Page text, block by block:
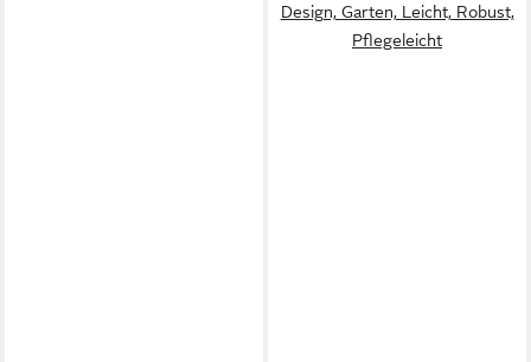
Design, Garten, Leicht, Robust,
Pflegeleicht